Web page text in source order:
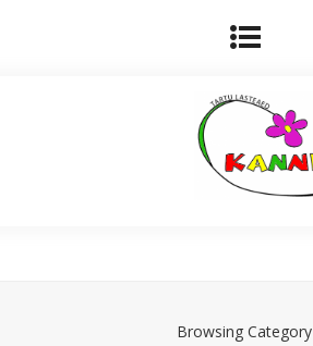
Browsing Category